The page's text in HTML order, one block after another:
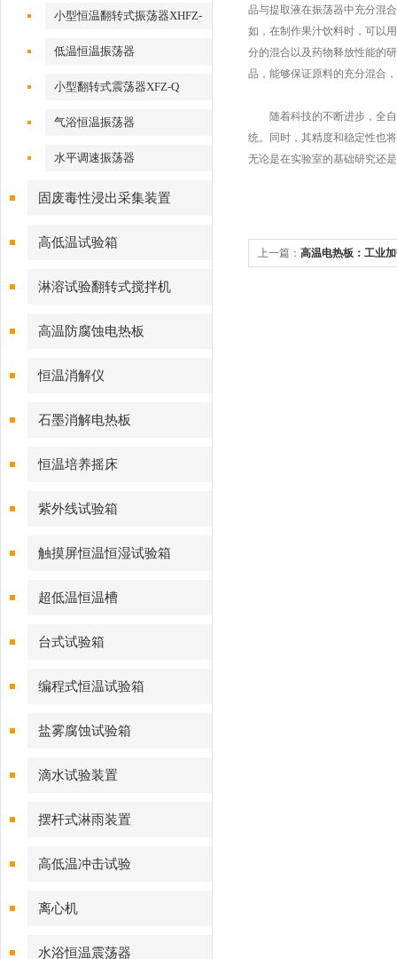
小型恒温翻转式振荡器XHFZ-
低温恒温振荡器
小型翻转式震荡器XFZ-Q
气浴恒温振荡器
水平调速振荡器
固废毒性浸出采集装置
高低温试验箱
淋溶试验翻转式搅拌机
高温防腐蚀电热板
恒温消解仪
石墨消解电热板
恒温培养摇床
紫外线试验箱
触摸屏恒温恒湿试验箱
超低温恒温槽
台式试验箱
编程式恒温试验箱
盐雾腐蚀试验箱
滴水试验装置
摆杆式淋雨装置
高低温冲击试验
离心机
水浴恒温震荡器
品与提取液在振荡器中充分混
如，在制作果汁饮料时，可以
分的混合以及药物释放性能的
品，能够保证原料的充分混合
随着科技的不断进步，全自
统。同时，其精度和稳定性也
无论是在实验室的基础研究还
上一篇： 高温电热板：工业